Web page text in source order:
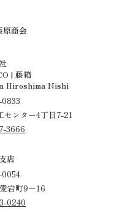
原商会
| 藤箱
Hiroshima Nishi
0833
センター4丁目7-21
3666
店
0054
宕町9−16
0240